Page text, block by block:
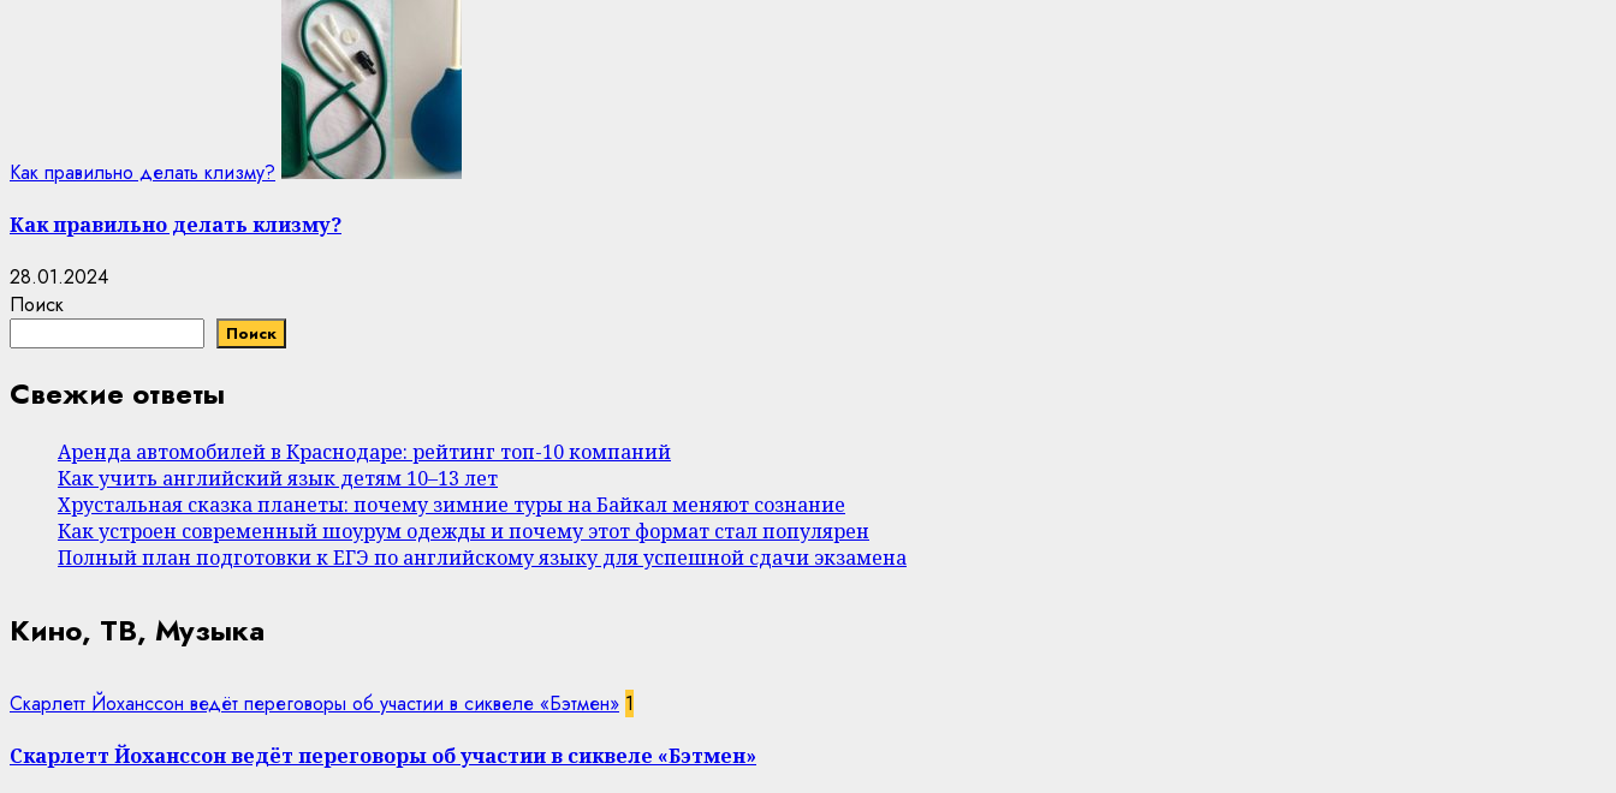
Как правильно делать клизму?
Как правильно делать клизму?
28.01.2024
Поиск
Поиск
Свежие ответы
Аренда автомобилей в Краснодаре: рейтинг топ-10 компаний
Как учить английский язык детям 10–13 лет
Хрустальная сказка планеты: почему зимние туры на Байкал меняют сознание
Как устроен современный шоурум одежды и почему этот формат стал популярен
Полный план подготовки к ЕГЭ по английскому языку для успешной сдачи экзамена
Кино, ТВ, Музыка
Скарлетт Йоханссон ведёт переговоры об участии в сиквеле «Бэтмен» 1
Скарлетт Йоханссон ведёт переговоры об участии в сиквеле «Бэтмен»